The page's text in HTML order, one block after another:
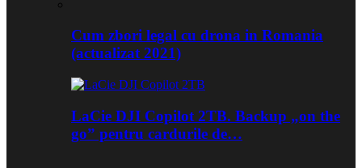
Cum zbori legal cu drona in Romania
(actualizat 2021)
LaCie DJI Copilot 2TB. Backup „on the
go” pentru cardurile de…